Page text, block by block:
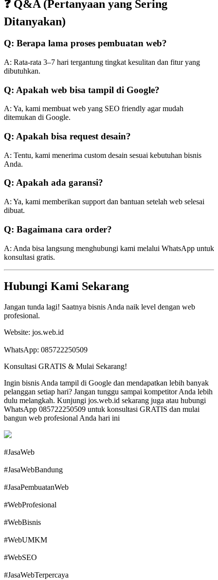
❓ Q&A (Pertanyaan yang Sering
Ditanyakan)
Q: Berapa lama proses pembuatan web?
A: Rata-rata 3–7 hari tergantung tingkat kesulitan dan fitur yang
dibutuhkan.
Q: Apakah web bisa tampil di Google?
A: Ya, kami membuat web yang SEO friendly agar mudah
ditemukan di Google.
Q: Apakah bisa request desain?
A: Tentu, kami menerima custom desain sesuai kebutuhan bisnis
Anda.
Q: Apakah ada garansi?
A: Ya, kami memberikan support dan bantuan setelah web selesai
dibuat.
Q: Bagaimana cara order?
A: Anda bisa langsung menghubungi kami melalui WhatsApp untuk
konsultasi gratis.
Hubungi Kami Sekarang
Jangan tunda lagi! Saatnya bisnis Anda naik level dengan web
profesional.
Website: jos.web.id
WhatsApp: 085722250509
Konsultasi GRATIS & Mulai Sekarang!
Ingin bisnis Anda tampil di Google dan mendapatkan lebih banyak
pelanggan setiap hari? Jangan tunggu sampai kompetitor Anda lebih
dulu melangkah. Kunjungi jos.web.id sekarang juga atau hubungi
WhatsApp 085722250509 untuk konsultasi GRATIS dan mulai
bangun web profesional Anda hari ini
#JasaWeb
#JasaWebBandung
#JasaPembuatanWeb
#WebProfesional
#WebBisnis
#WebUMKM
#WebSEO
#JasaWebTerpercaya